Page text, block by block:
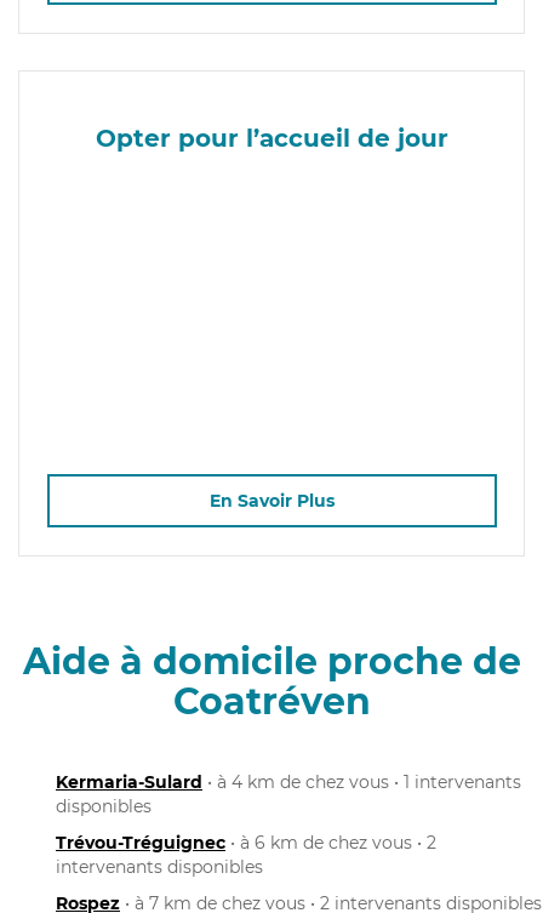
Opter pour l’accueil de jour
En Savoir Plus
Aide à domicile proche de
Coatréven
Kermaria-Sulard • à 4 km de chez vous • 1 intervenants
disponibles
Trévou-Tréguignec • à 6 km de chez vous • 2
intervenants disponibles
Rospez • à 7 km de chez vous • 2 intervenants disponibles